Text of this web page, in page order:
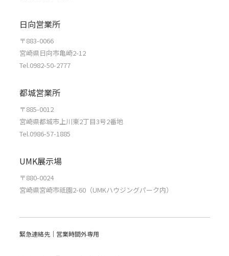
日向営業所
〒883-0066
宮崎県日向市亀崎2-12
Tel.0982-50-2777
都城営業所
〒885-0012
宮崎県都城市上川東2丁目3号2番地
Tel.0986-57-1885
UMK展示場
〒880-0024
宮崎県宮崎市祇園2-60（UMKハウジングパーク内）
緊急連絡先｜営業時間外専用